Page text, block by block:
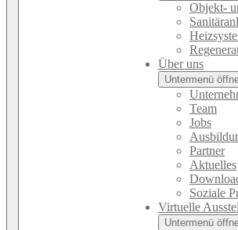
Objekt-
Über uns
Untermenü
Team
Jobs
Partner
Aktuelles
Soziale
Virtuelle
Untermenü